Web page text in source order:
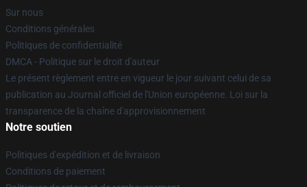
Sur nous
Conditions générales
Politiques de confidentialité
DMCA - Politique sur le droit d'auteur
Le présent règlement entre en vigueur le jour suivant celui de sa
publication au Journal officiel de l'Union européenne. Loi sur la
transparence de la chaîne d'approvisionnement
Notre soutien
Politiques d'expédition et de livraison
Conditions de paiement